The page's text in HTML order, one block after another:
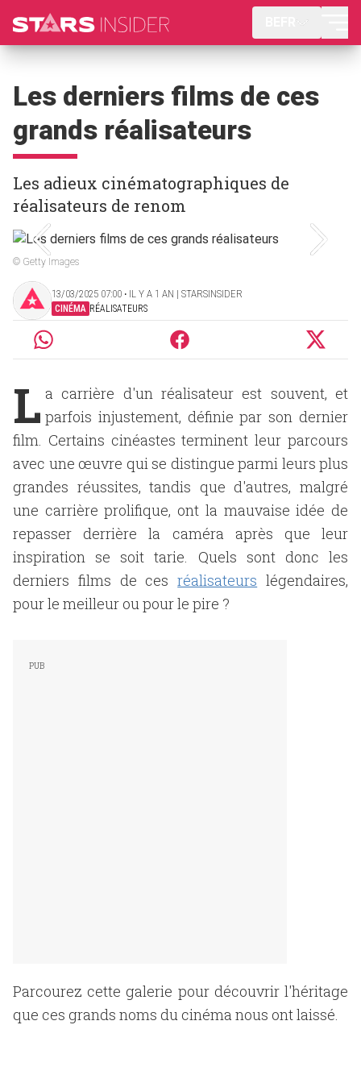
Les derniers films de ces
grands réalisateurs
Les adieux cinématographiques de
réalisateurs de renom
© Getty Images
13/03/2025 07:00 ‧ IL Y A 1 AN | STARSINSIDER
CINÉMA RÉALISATEURS
L a carrière d'un réalisateur est souvent, et
parfois injustement, définie par son dernier
film. Certains cinéastes terminent leur parcours
avec une œuvre qui se distingue parmi leurs plus
grandes réussites, tandis que d'autres, malgré
une carrière prolifique, ont la mauvaise idée de
repasser derrière la caméra après que leur
inspiration se soit tarie. Quels sont donc les
derniers films de cesréalisateurs légendaires,
pour le meilleur ou pour le pire ?
Parcourez cette galerie pour découvrir l'héritage
que ces grands noms du cinéma nous ont laissé.